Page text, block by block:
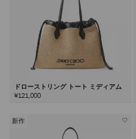
ドローストリング トート ミディアム
¥121,000
新作